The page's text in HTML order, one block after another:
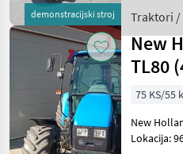
demonstracijski stroj
Traktor
Traktori /
Holland
New
TL80
75 KS/55
New
Lokacija: